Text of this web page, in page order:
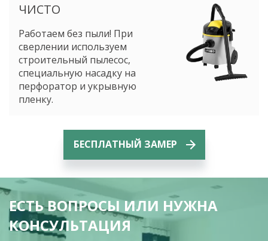
ЧИСТО
Работаем без пыли! При
сверлении используем
строительный пылесос,
специальную насадку на
перфоратор и укрывную
пленку.
БЕСПЛАТНЫЙ ЗАМЕР
EСТЬ ВОПРОСЫ ИЛИ НУЖНА
КОНСУЛЬТАЦИЯ